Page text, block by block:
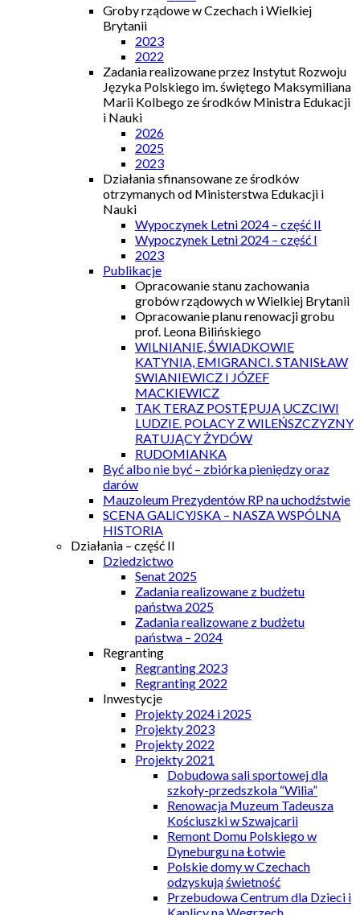
Groby rządowe w Czechach i Wielkiej
Brytanii
2023
2022
Zadania realizowane przez Instytut Rozwoju
Języka Polskiego im. świętego Maksymiliana
Marii Kolbego ze środków Ministra Edukacji
i Nauki
2026
2025
2023
Działania sfinansowane ze środków
otrzymanych od Ministerstwa Edukacji i
Nauki
Wypoczynek Letni 2024 – część II
Wypoczynek Letni 2024 – część I
2023
Publikacje
Opracowanie stanu zachowania
grobów rządowych w Wielkiej Brytanii
Opracowanie planu renowacji grobu
prof. Leona Bilińskiego
WILNIANIE, ŚWIADKOWIE
KATYNIA, EMIGRANCI. STANISŁAW
SWIANIEWICZ I JÓZEF
MACKIEWICZ
TAK TERAZ POSTĘPUJĄ UCZCIWI
LUDZIE. POLACY Z WILEŃSZCZYZNY
RATUJĄCY ŻYDÓW
RUDOMIANKA
Być albo nie być – zbiórka pieniędzy oraz
darów
Mauzoleum Prezydentów RP na uchodźstwie
SCENA GALICYJSKA – NASZA WSPÓLNA
HISTORIA
Działania – część II
Dziedzictwo
Senat 2025
Zadania realizowane z budżetu
państwa 2025
Zadania realizowane z budżetu
państwa – 2024
Regranting
Regranting 2023
Regranting 2022
Inwestycje
Projekty 2024 i 2025
Projekty 2023
Projekty 2022
Projekty 2021
Dobudowa sali sportowej dla
szkoły-przedszkola “Wilia”
Renowacja Muzeum Tadeusza
Kościuszki w Szwajcarii
Remont Domu Polskiego w
Dyneburgu na Łotwie
Polskie domy w Czechach
odzyskują świetność
Przebudowa Centrum dla Dzieci i